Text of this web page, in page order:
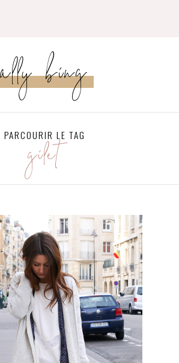
ally bing
PARCOURIR LE TAG
gilet